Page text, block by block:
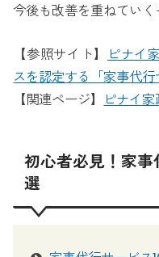
今後も改善を重ねていく
【参照サイト】
ピナイ
スを認定する「家事代
【関連ページ】
ピナイ
初心者必見！家
選